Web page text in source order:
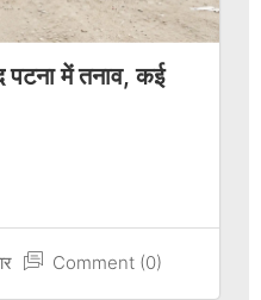
पटना में तनाव, कई
Comment (0)